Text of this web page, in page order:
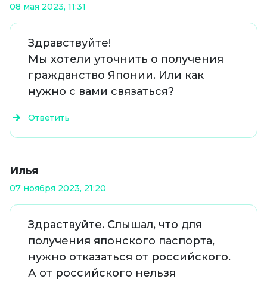
08 мая 2023, 11:31
Здравствуйте!
Мы хотели уточнить о получения
гражданство Японии. Или как
нужно с вами связаться?
Ответить
Илья
07 ноября 2023, 21:20
Здраствуйте. Слышал, что для
получения японского паспорта,
нужно отказаться от российского.
А от российского нельзя